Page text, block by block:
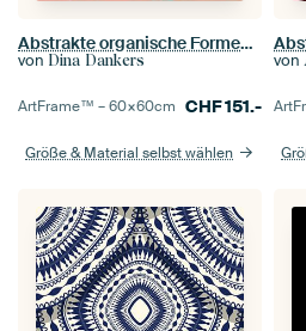
Abstrakte organische Formen in Pastell- und Neonfarben. Orange und Rosa.
von Dina Dankers
ArtFrame™ –60×60cm CHF151.-
Größe & Material selbst wählen
von